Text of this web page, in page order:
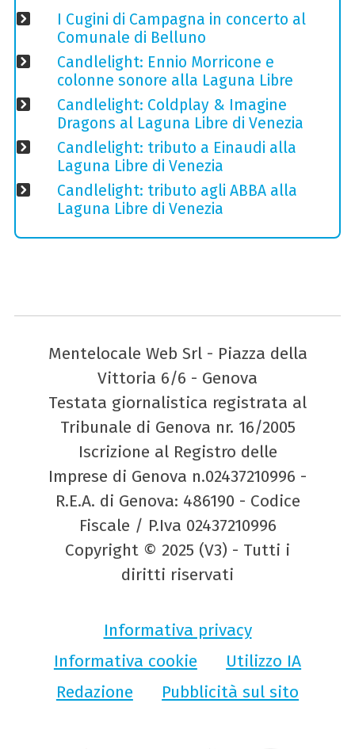
I Cugini di Campagna in concerto al
Comunale di Belluno
Candlelight: Ennio Morricone e
colonne sonore alla Laguna Libre
Candlelight: Coldplay & Imagine
Dragons al Laguna Libre di Venezia
Candlelight: tributo a Einaudi alla
Laguna Libre di Venezia
Candlelight: tributo agli ABBA alla
Laguna Libre di Venezia
Mentelocale Web Srl - Piazza della
Vittoria 6/6 - Genova
Testata giornalistica registrata al
Tribunale di Genova nr. 16/2005
Iscrizione al Registro delle
Imprese di Genova n.02437210996 -
R.E.A. di Genova: 486190 - Codice
Fiscale / P.Iva 02437210996
Copyright © 2025 (V3) - Tutti i
diritti riservati
Informativa privacy
Informativa cookie
Utilizzo IA
Redazione
Pubblicità sul sito